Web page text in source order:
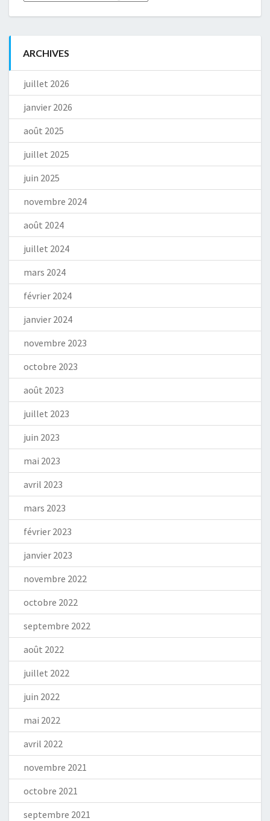
ARCHIVES
juillet 2026
janvier 2026
août 2025
juillet 2025
juin 2025
novembre 2024
août 2024
juillet 2024
mars 2024
février 2024
janvier 2024
novembre 2023
octobre 2023
août 2023
juillet 2023
juin 2023
mai 2023
avril 2023
mars 2023
février 2023
janvier 2023
novembre 2022
octobre 2022
septembre 2022
août 2022
juillet 2022
juin 2022
mai 2022
avril 2022
novembre 2021
octobre 2021
septembre 2021